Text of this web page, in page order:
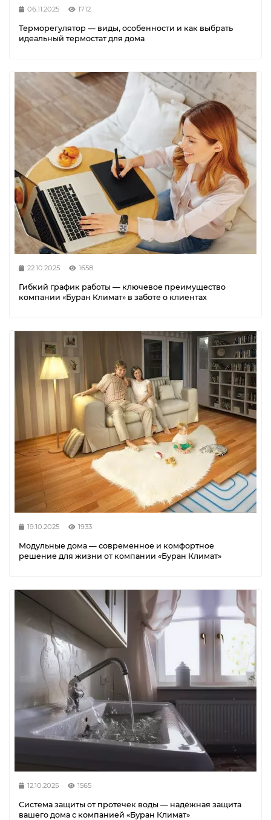
06.11.2025 1712
Терморегулятор — виды, особенности и как выбрать
идеальный термостат для дома
22.10.2025 1658
Гибкий график работы — ключевое преимущество
компании «Буран Климат» в заботе о клиентах
19.10.2025 1933
Модульные дома — современное и комфортное
решение для жизни от компании «Буран Климат»
12.10.2025 1565
Система защиты от протечек воды — надёжная защита
вашего дома с компанией «Буран Климат»